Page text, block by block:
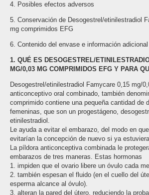
4. Posibles efectos adversos
5. Conservación de Desogestrel/etinilestradiol
mg comprimidos EFG
6. Contenido del envase e información adicional
1. QUÉ ES DESOGESTREL/
MG/0,03 MG COMPRIMIDOS EFG Y PARA
Desogestrel/etinilestradiol Famycare 0,15 mg/
anticonceptivo oral combinado, también
comprimido contiene una pequeña cantidad de
femeninas, que son un progestágeno,
etinilestradiol.
Le ayuda a evitar el embarazo, del modo en
evitarían la concepción de nuevo si ya
La píldora anticonceptiva combinada le
embarazos de tres maneras. Estas hormonas
1. impiden que el ovario libere un óvulo cada
2. también espesan el fluido (en el cuello del
esperma alcance al óvulo).
3. alteran la pared del útero, reduciendo la